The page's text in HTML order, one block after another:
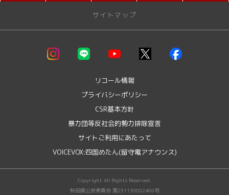
サイトマップ
リコール情報
プライバシーポリシー
CSR基本方針
暴力団等反社会的勢力排除宣言
サイトご利用にあたって
VOICEVOX:四国めたん(留守電アナウンス)
Copyright All Rights Reserved.
秋田県公安委員会 第231130002469号